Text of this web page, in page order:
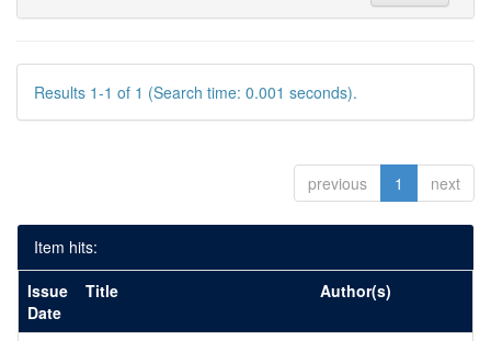
Results 1-1 of 1 (Search time: 0.001 seconds).
previous 1 next
Item hits:
Issue
Date
Title Author(s)